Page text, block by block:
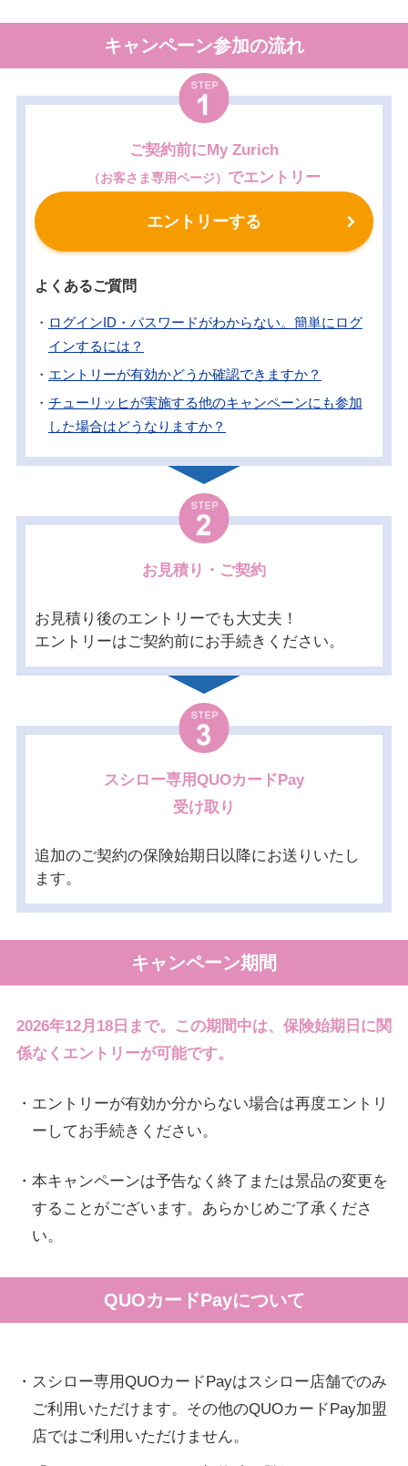
キャンペーン参加の流れ
STEP
1
ご契約前にMy Zurich
（お客さま専用ページ） でエントリー
エントリーする
よくあるご質問
・ ログインID・パスワードがわからない。簡単にログ
インするには？
・ エントリーが有効かどうか確認できますか？
・ チューリッヒが実施する他のキャンペーンにも参加
した場合はどうなりますか？
STEP
2
お見積り・ご契約
お見積り後のエントリーでも大丈夫！
エントリーはご契約前にお手続きください。
STEP
3
スシロー専用QUOカードPay
受け取り
追加のご契約の保険始期日以降にお送りいたし
ます。
キャンペーン期間
2026年12月18日まで。この期間中は、保険始期日に関
係なくエントリーが可能です。
・エントリーが有効か分からない場合は再度エントリ
ーしてお手続きください。
・本キャンペーンは予告なく終了または景品の変更を
することがございます。あらかじめご了承くださ
い。
QUOカードPayについて
・スシロー専用QUOカードPayはスシロー店舗でのみ
ご利用いただけます。その他のQUOカードPay加盟
店ではご利用いただけません。
下記の条件を満たす場合には、複数所有新規
（セカンドカー割引）という扱いになり、
2台目
以降のお車の新規保険契約を7等級からスタート
することが出来ます。
1台目の条件
2台目の条件
・記名被保険者と車両所有者が個人
族
保険者またはその同居の親族と同一。
※所有者がディーラー、リース業者（1年以上のリース）の場合に
は、そのお車の使用者を所有者とみなします。
閉じる
社に登録されている情報でワンタイムパスワー
ドでログインし、エントリーが可能です。
らから必要な情報をご入力いただき「ワンタイ
作したブラウザで10分のみ有効なワンタイムパ
1.保険証券や継続のご案内がお手元にある場合
当社から、登録いただいたご住所にお送りする
保険証券や、継続のご案内に記載されていま
す。お手数ですがご確認ください。
2.保険証券や継続のご案内がお手元にない場合
からログインページに進み、「ログイン
ID・パスワードでログイン」の入力欄に、ログ
インID・パスワードをご入力いただき、ログイ
表示されたお客様専用ページで「契約内容の確
認」からお進みいただくと、証券番号やご契約
内容をご確認いただけます。
閉じる
My Zurich（お客さま専用ペー
ジ）にログインして再エントリーをお願いいた
当社が実施する他のキャンペーンに重複して参
加された場合、先にお見積りを取られた、また
はエントリーされたキャンペーンを優先いたし
閉じる